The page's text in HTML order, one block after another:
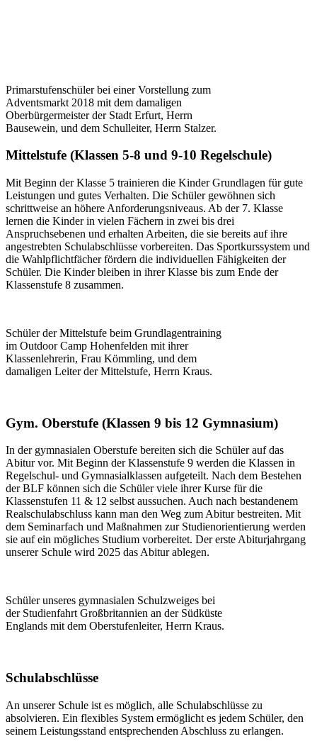
Primarstufenschüler bei einer Vorstellung zum
Adventsmarkt 2018 mit dem damaligen
Oberbürgermeister der Stadt Erfurt, Herrn
Bausewein, und dem Schulleiter, Herrn Stalzer.
Mittelstufe (Klassen 5-8 und 9-10 Regelschule)
Mit Beginn der Klasse 5 trainieren die Kinder Grundlagen für gute
Leistungen und gutes Verhalten. Die Schüler gewöhnen sich
schrittweise an höhere Anforderungsniveaus. Ab der 7. Klasse
lernen die Kinder in vielen Fächern in zwei bis drei
Anspruchsebenen und erhalten Arbeiten, die sie bereits auf ihre
angestrebten Schulabschlüsse vorbereiten. Das Sportkurssystem und
die Wahlpflichtfächer fördern die individuellen Fähigkeiten der
Schüler. Die Kinder bleiben in ihrer Klasse bis zum Ende der
Klassenstufe 8 zusammen.
Schüler der Mittelstufe beim Grundlagentraining
im Outdoor Camp Hohenfelden mit ihrer
Klassenlehrerin, Frau Kömmling, und dem
damaligen Leiter der Mittelstufe, Herrn Kraus.
Gym. Oberstufe (Klassen 9 bis 12 Gymnasium)
In der gymnasialen Oberstufe bereiten sich die Schüler auf das
Abitur vor. Mit Beginn der Klassenstufe 9 werden die Klassen in
Regelschul- und Gymnasialklassen aufgeteilt. Nach dem Bestehen
der BLF können sich die Schüler viele ihrer Kurse für die
Klassenstufen 11 & 12 selbst aussuchen. Auch nach bestandenem
Realschulabschluss kann man den Weg zum Abitur bestreiten. Mit
dem Seminarfach und Maßnahmen zur Studienorientierung werden
sie auf ein mögliches Studium vorbereitet. Der erste Abiturjahrgang
unserer Schule wird 2025 das Abitur ablegen.
Schüler unseres gymnasialen Schulzweiges bei
der Studienfahrt Großbritannien an der Südküste
Englands mit dem Oberstufenleiter, Herrn Kraus.
Schulabschlüsse
An unserer Schule ist es möglich, alle Schulabschlüsse zu
absolvieren. Ein flexibles System ermöglicht es jedem Schüler, den
seinem Leistungsstand entsprechenden Abschluss zu erlangen.